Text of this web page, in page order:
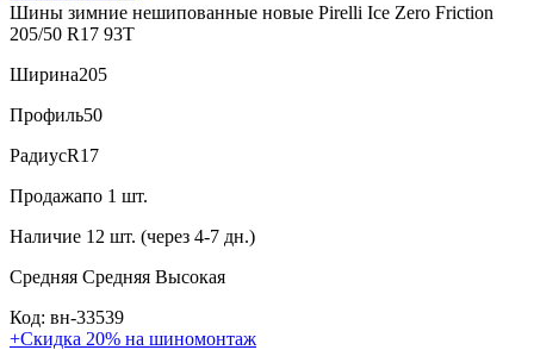
Шины зимние нешипованные новые Pirelli Ice Zero Friction
205/50 R17 93T
Ширина205
Профиль50
РадиусR17
Продажапо 1 шт.
Наличие 12 шт. (через 4-7 дн.)
Средняя Средняя Высокая
Код: вн-33539
+Скидка 20% на шиномонтаж